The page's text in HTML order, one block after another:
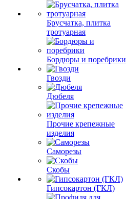
Брусчатка, плитка
тротуарная
Бордюры и поребрики
Гвозди
Дюбеля
Прочие крепежные
изделия
Саморезы
Скобы
Гипсокартон (ГКЛ)